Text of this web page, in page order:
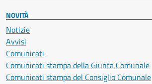
NOVITÀ
Notizie
Avvisi
Comunicati
Comunicati stampa della Giunta Comunale
Comunicati stampa del Consiglio Comunale